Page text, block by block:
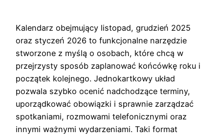
Kalendarz obejmujący listopad, grudzień 2025
oraz styczeń 2026 to funkcjonalne narzędzie
stworzone z myślą o osobach, które chcą w
przejrzysty sposób zaplanować końcówkę roku i
początek kolejnego. Jednokartkowy układ
pozwala szybko ocenić nadchodzące terminy,
uporządkować obowiązki i sprawnie zarządzać
spotkaniami, rozmowami telefonicznymi oraz
innymi ważnymi wydarzeniami. Taki format